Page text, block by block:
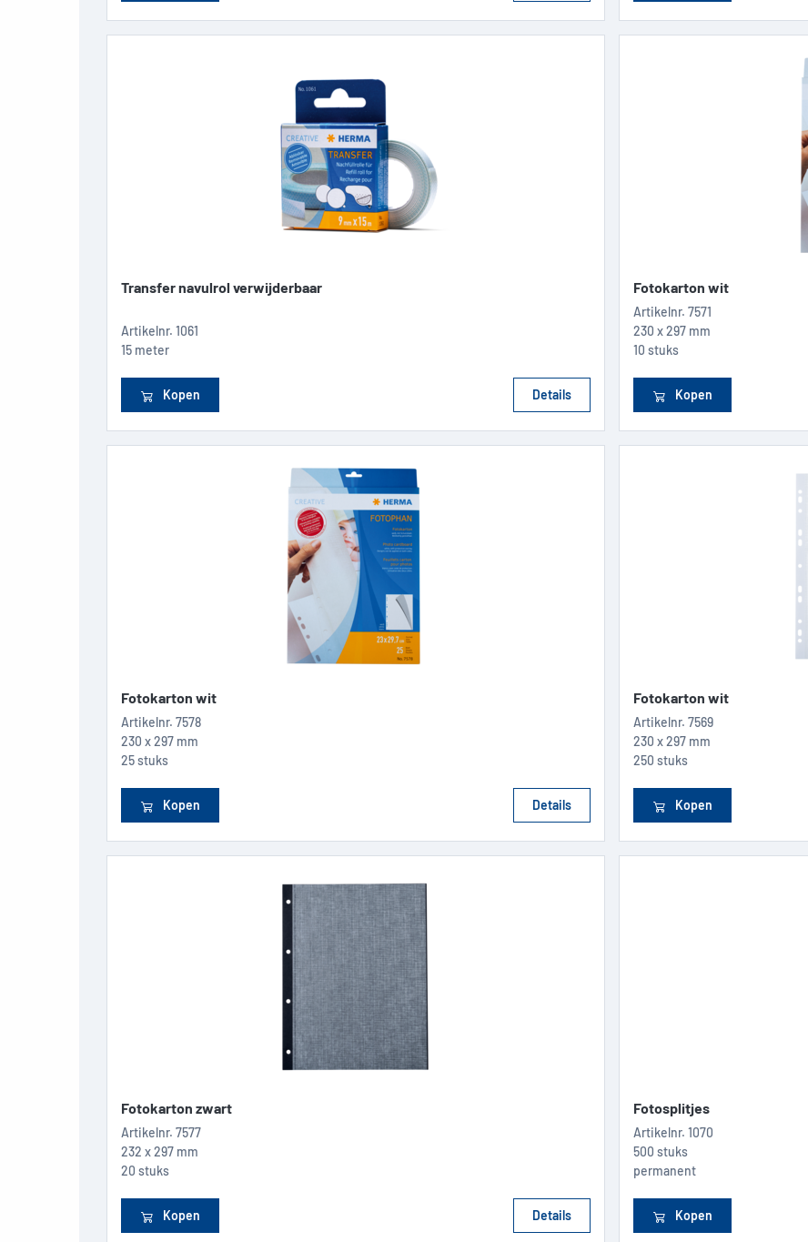
Transfer navulrol verwijderbaar
Artikelnr. 1061
15 meter
Kopen Details
Fotokarton wit
Artikelnr. 7571
230 x 297 mm
10 stuks
Kopen
Fotokarton wit
Artikelnr. 7578
230 x 297 mm
25 stuks
Kopen Details
Fotokarton wit
Artikelnr. 7569
230 x 297 mm
250 stuks
Kopen
Fotokarton zwart
Artikelnr. 7577
232 x 297 mm
20 stuks
Kopen Details
Fotosplitjes
Artikelnr. 1070
500 stuks
permanent
Kopen